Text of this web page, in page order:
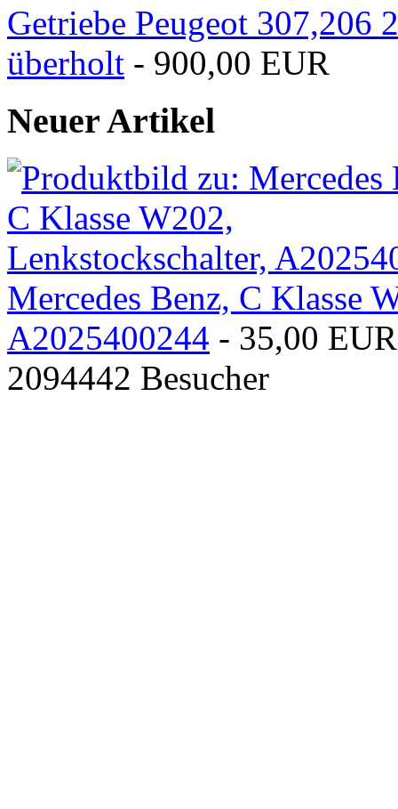
Getriebe Peugeot 307,206
überholt - 900,00 EUR
Neuer Artikel
Mercedes Benz, C Klasse
A2025400244 - 35,00 EUR
2094442 Besucher